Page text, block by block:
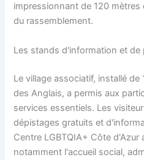
impressionnant de 120
du rassemblement.
Les stands d'information et de
Le village associatif, installé
des Anglais, a permis aux
services essentiels. Les
dépistages gratuits et
Centre LGBTQIA+ Côte
notamment l'accueil social,